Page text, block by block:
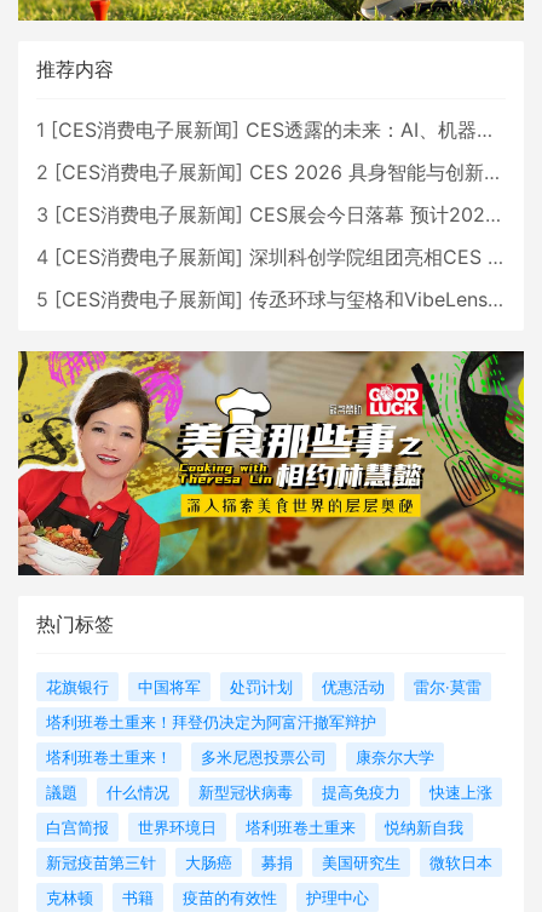
推荐内容
1 [CES消费电子展新闻] CES透露的未来：AI、机器人与智能生活大爆发
2 [CES消费电子展新闻] CES 2026 具身智能与创新领域 中国公司大放异彩
3 [CES消费电子展新闻] CES展会今日落幕 预计2026行业收入将超五千亿美元
4 [CES消费电子展新闻] 深圳科创学院组团亮相CES 广受好评
5 [CES消费电子展新闻] 传丞环球与玺格和VibeLens共同推出全新耳机
热门标签
花旗银行 中国将军 处罚计划 优惠活动
雷尔·莫雷
塔利班卷土重来！拜登仍决定为阿富汗撤军辩护
塔利班卷土重来！
多米尼恩投票公司
康奈尔大学
議題
什么情况 新型冠状病毒 提高免疫力
快速上涨
白宫简报
世界环境日 塔利班卷土重来
悦纳新自我
新冠疫苗第三针
大肠癌 募捐 美国研究生
微软日本
克林顿
书籍 疫苗的有效性
护理中心